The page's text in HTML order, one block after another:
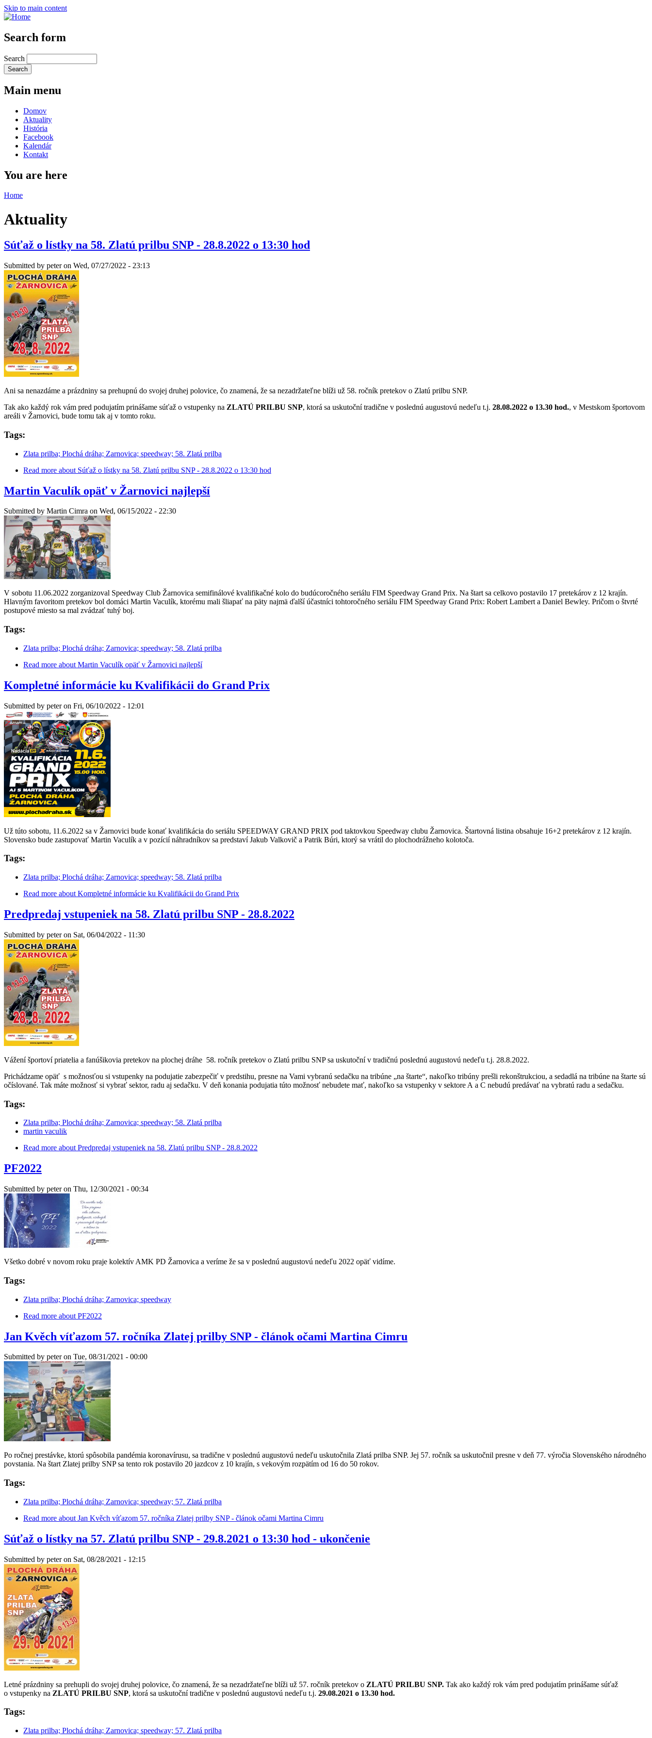
Skip to main content
Search form
Search
Main menu
Domov
Aktuality
História
Facebook
Kalendár
Kontakt
You are here
Home
Aktuality
Súťaž o lístky na 58. Zlatú prilbu SNP - 28.8.2022 o 13:30 hod
Submitted by peteron Wed, 07/27/2022 - 23:13
Ani sa nenazdáme a prázdniny sa prehupnú do svojej druhej polovice, čo znamená, že sa nezadržateľne blíži už 58. ročník pretekov o Zlatú prilbu SNP.
Tak ako každý rok vám pred podujatím prinášame súťaž o vstupenky na ZLATÚ PRILBU SNP, ktorá sa uskutoční tradične v poslednú augustovú nedeľu t.j. 28.08.2022 o 13.30 hod., v Mestskom športovom
areáli v Žarnovici, bude tomu tak aj v tomto roku.
Tags:
Zlata prilba; Plochá dráha; Zarnovica; speedway; 58. Zlatá prilba
Read more about Súťaž o lístky na 58. Zlatú prilbu SNP - 28.8.2022 o 13:30 hod
Martin Vaculík opäť v Žarnovici najlepší
Submitted by Martin Cimra on Wed, 06/15/2022 - 22:30
V sobotu 11.06.2022 zorganizoval Speedway Club Žarnovica semifinálové kvalifikačné kolo do budúcoročného seriálu FIM Speedway Grand Prix. Na štart sa celkovo postavilo 17 pretekárov z 12 krajín.
Hlavným favoritom pretekov bol domáci Martin Vaculík, ktorému mali šliapať na päty najmä ďalší účastníci tohtoročného seriálu FIM Speedway Grand Prix: Robert Lambert a Daniel Bewley. Pričom o štvrté
postupové miesto sa mal zvádzať tuhý boj.
Tags:
Zlata prilba; Plochá dráha; Zarnovica; speedway; 58. Zlatá prilba
Read more about Martin Vaculík opäť v Žarnovici najlepší
Kompletné informácie ku Kvalifikácii do Grand Prix
Submitted by peteron Fri, 06/10/2022 - 12:01
Už túto sobotu, 11.6.2022 sa v Žarnovici bude konať kvalifikácia do seriálu SPEEDWAY GRAND PRIX pod taktovkou Speedway clubu Žarnovica. Štartovná listina obsahuje 16+2 pretekárov z 12 krajín.
Slovensko bude zastupovať Martin Vaculík a v pozícií náhradníkov sa predstaví Jakub Valkovič a Patrik Búri, ktorý sa vrátil do plochodrážneho kolotoča.
Tags:
Zlata prilba; Plochá dráha; Zarnovica; speedway; 58. Zlatá prilba
Read more about Kompletné informácie ku Kvalifikácii do Grand Prix
Predpredaj vstupeniek na 58. Zlatú prilbu SNP - 28.8.2022
Submitted by peteron Sat, 06/04/2022 - 11:30
Vážení športoví priatelia a fanúšikovia pretekov na plochej dráhe 58. ročník pretekov o Zlatú prilbu SNP sa uskutoční v tradičnú poslednú augustovú nedeľu t.j. 28.8.2022.
Prichádzame opäť s možnosťou si vstupenky na podujatie zabezpečiť v predstihu, presne na Vami vybranú sedačku na tribúne „na štarte“, nakoľko tribúny prešli rekonštrukciou, a sedadlá na tribúne na štarte sú
očíslované. Tak máte možnosť si vybrať sektor, radu aj sedačku. V deň konania podujatia túto možnosť nebudete mať, nakoľko sa vstupenky v sektore A a C nebudú predávať na vybratú radu a sedačku.
Tags:
Zlata prilba; Plochá dráha; Zarnovica; speedway; 58. Zlatá prilba
martin vaculik
Read more about Predpredaj vstupeniek na 58. Zlatú prilbu SNP - 28.8.2022
PF2022
Submitted by peteron Thu, 12/30/2021 - 00:34
Všetko dobré v novom roku praje kolektív AMK PD Žarnovica a veríme že sa v poslednú augustovú nedeľu 2022 opäť vidíme.
Tags:
Zlata prilba; Plochá dráha; Zarnovica; speedway
Read more about PF2022
Jan Kvěch víťazom 57. ročníka Zlatej prilby SNP - článok očami Martina Cimru
Submitted by peteron Tue, 08/31/2021 - 00:00
Po ročnej prestávke, ktorú spôsobila pandémia koronavírusu, sa tradične v poslednú augustovú nedeľu uskutočnila Zlatá prilba SNP. Jej 57. ročník sa uskutočnil presne v deň 77. výročia Slovenského národného
povstania. Na štart Zlatej prilby SNP sa tento rok postavilo 20 jazdcov z 10 krajín, s vekovým rozpätím od 16 do 50 rokov.
Tags:
Zlata prilba; Plochá dráha; Zarnovica; speedway; 57. Zlatá prilba
Read more about Jan Kvěch víťazom 57. ročníka Zlatej prilby SNP - článok očami Martina Cimru
Súťaž o lístky na 57. Zlatú prilbu SNP - 29.8.2021 o 13:30 hod - ukončenie
Submitted by peteron Sat, 08/28/2021 - 12:15
Letné prázdniny sa prehupli do svojej druhej polovice, čo znamená, že sa nezadržateľne blíži už 57. ročník pretekov o ZLATÚ PRILBU SNP. Tak ako každý rok vám pred podujatím prinášame súťaž
o vstupenky na ZLATÚ PRILBU SNP, ktorá sa uskutoční tradične v poslednú augustovú nedeľu t.j. 29.08.2021 o 13.30 hod.
Tags:
Zlata prilba; Plochá dráha; Zarnovica; speedway; 57. Zlatá prilba